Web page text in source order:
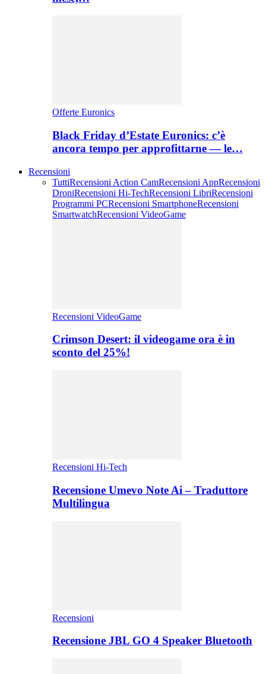
Offerte Euronics
Black Friday d’Estate Euronics: c’è
ancora tempo per approfittarne — le…
Recensioni
TuttiRecensioni Action CamRecensioni AppRecensioni
DroniRecensioni Hi-TechRecensioni LibriRecensioni
Programmi PCRecensioni SmartphoneRecensioni
SmartwatchRecensioni VideoGame
Recensioni VideoGame
Crimson Desert: il videogame ora è in
sconto del 25%!
Recensioni Hi-Tech
Recensione Umevo Note Ai – Traduttore
Multilingua
Recensioni
Recensione JBL GO 4 Speaker Bluetooth